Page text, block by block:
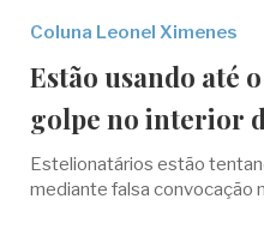
Coluna Leonel Ximenes
Estão usando até
golpe no interior
Estelionatários estão
mediante falsa convocação